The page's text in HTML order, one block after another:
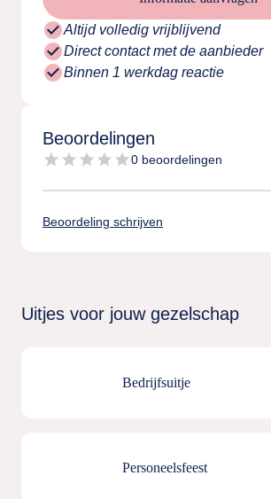
check_circleAltijd volledig vrijblijvend
check_circleDirect contact met de aanbieder
check_circleBinnen 1 werkdag reactie
Beoordelingen
star star star star star0 beoordelingen
Beoordeling schrijven
Uitjes voor jouw gezelschap
Bedrijfsuitje
Personeelsfeest